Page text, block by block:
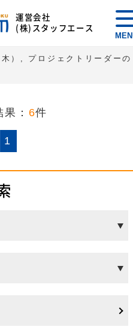
運営会社
(株)スタッフエース
）, プロジェクトリーダーの
： 6件
1